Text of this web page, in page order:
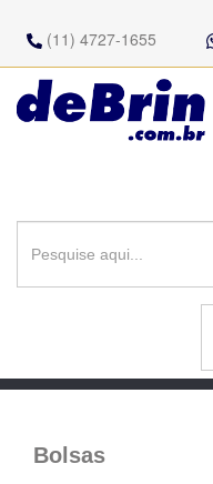
(11) 4727-1655
Bolsas